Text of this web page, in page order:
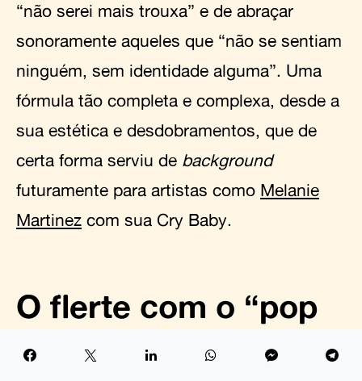
“não serei mais trouxa” e de abraçar
sonoramente aqueles que “não se sentiam
ninguém, sem identidade alguma”. Uma
fórmula tão completa e complexa, desde a
sua estética e desdobramentos, que de
certa forma serviu de background
futuramente para artistas como Melanie
Martinez com sua Cry Baby.
O flerte com o “pop
farofa”